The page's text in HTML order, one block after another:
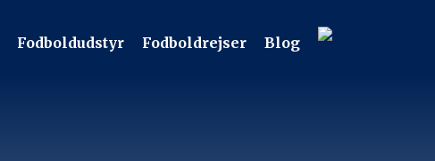
Fodboldudstyr Fodboldrejser Blog